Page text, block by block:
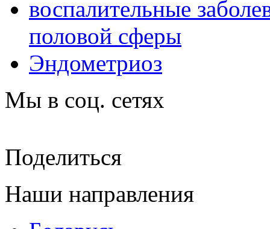
воспалительные
половой сферы
Эндометриоз
Мы в соц. сетях
Поделиться
Наши направления